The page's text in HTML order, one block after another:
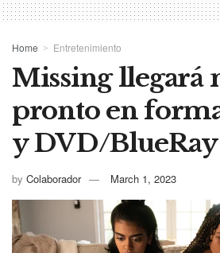
Home Entretenimiento
Missing llegará
pronto en
y DVD/BlueRay
by Colaborador March 1, 2023